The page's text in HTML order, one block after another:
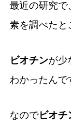
最近の研究で
素を調べたと
ビオチンが少
わかったんで
なのでビオチ